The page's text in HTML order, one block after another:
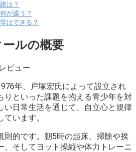
は？
が違う？
はできる？
ルの概要
年、戸塚宏氏によって設立され
りといった課題を抱える青少年を対
い日常生活を通じて、自立心と規律
います。
則的です。朝5時の起床、掃除や挨
、そしてヨット操縦や体力トレーニ